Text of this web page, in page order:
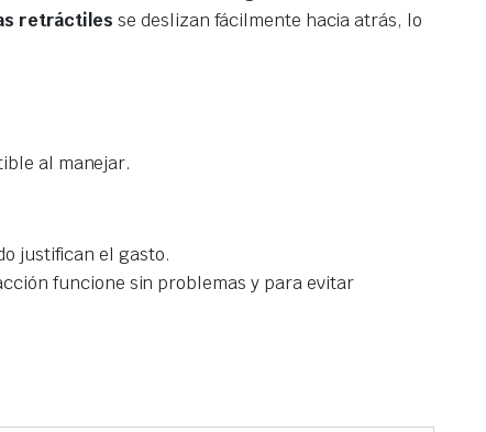
retráctiles se deslizan fácilmente hacia atrás, lo
al manejar.
justifican el gasto.
funcione sin problemas y para evitar